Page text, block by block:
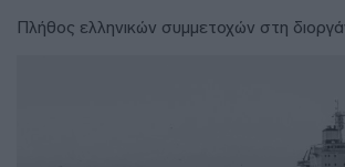
Πλήθος ελληνικών συμμετοχών στη